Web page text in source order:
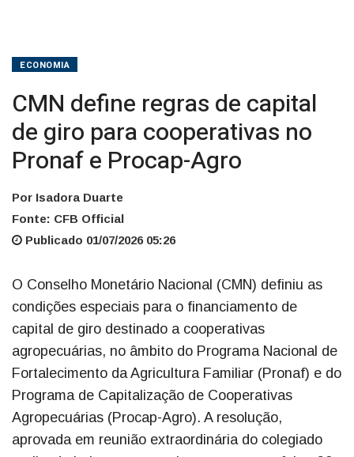
ECONOMIA
CMN define regras de capital
de giro para cooperativas no
Pronaf e Procap-Agro
Por Isadora Duarte
Fonte: CFB Official
Publicado 01/07/2026 05:26
O Conselho Monetário Nacional (CMN) definiu as
condições especiais para o financiamento de
capital de giro destinado a cooperativas
agropecuárias, no âmbito do Programa Nacional de
Fortalecimento da Agricultura Familiar (Pronaf) e do
Programa de Capitalização de Cooperativas
Agropecuárias (Procap-Agro). A resolução,
aprovada em reunião extraordinária do colegiado